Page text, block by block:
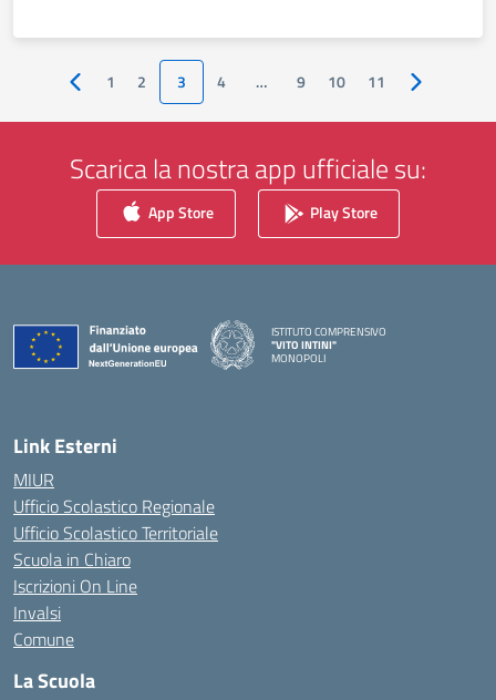
Pagina precedente
1 2 3 4 … 9 10 11 Pagina
Scarica la nostra app ufficiale su:
App Store Play Store
ISTITUTO COMPRENSIVO
"VITO INTINI"
MONOPOLI
Link Esterni
MIUR
Ufficio Scolastico Regionale
Ufficio Scolastico Territoriale
Scuola in Chiaro
Iscrizioni On Line
Invalsi
Comune
La Scuola